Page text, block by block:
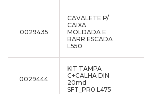
0029435
CAVALETE P/
CAIXA
MOLDADA E
BARR ESCADA
L550
0029444
KIT TAMPA
C+CALHA DIN
20md
SFT_PR0 L475